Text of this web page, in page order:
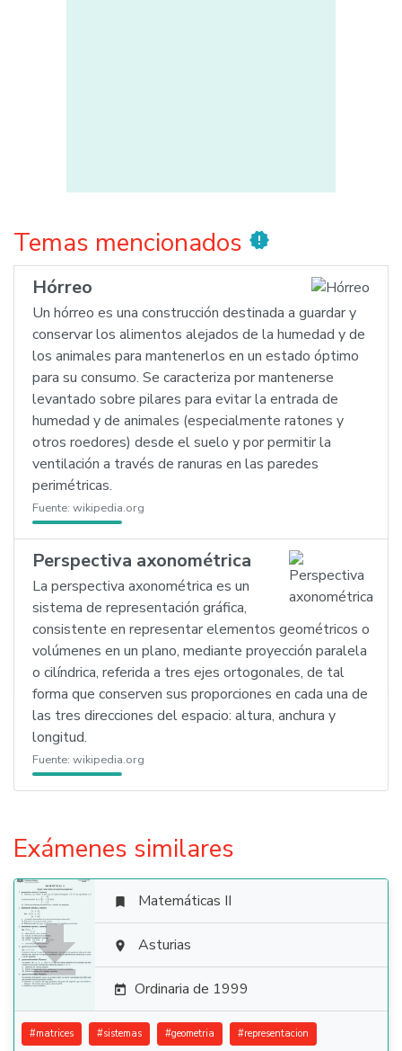
Temas mencionados new_releases
Hórreo
Un hórreo es una construcción destinada a guardar y
conservar los alimentos alejados de la humedad y de
los animales para mantenerlos en un estado óptimo
para su consumo. Se caracteriza por mantenerse
levantado sobre pilares para evitar la entrada de
humedad y de animales (especialmente ratones y
otros roedores) desde el suelo y por permitir la
ventilación a través de ranuras en las paredes
perimétricas.
Fuente: wikipedia.org
Perspectiva axonométrica
La perspectiva axonométrica es un
sistema de representación gráfica,
consistente en representar elementos geométricos o
volúmenes en un plano, mediante proyección paralela
o cilíndrica, referida a tres ejes ortogonales, de tal
forma que conserven sus proporciones en cada una de
las tres direcciones del espacio: altura, anchura y
longitud.
Fuente: wikipedia.org
Exámenes similares

 Matemáticas II
 Asturias
 Ordinaria de 1999
#matrices #sistemas #geometria #representacion